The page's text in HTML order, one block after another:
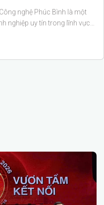
nghệ Phúc Bình là một
nghiệp uy tín trong lĩnh vực
điện nhẹ (ELV), cơ điện và